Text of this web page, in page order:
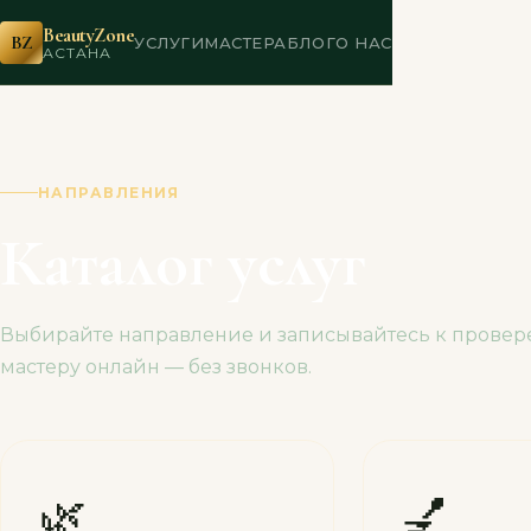
BZ BeautyZone
АСТАНА
УСЛУГИМАСТЕРАБЛОГО НАС
НАПРАВЛЕНИЯ
Выбирайте направление и записывайтесь к
мастеру онлайн — без звонков.
🌿 💅